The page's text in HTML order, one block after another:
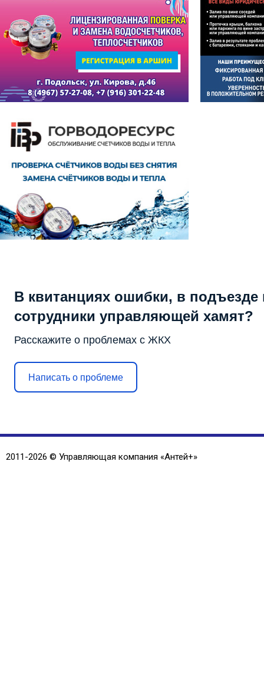
В квитанциях ошибки, в подъезде
сотрудники управляющей хамят?
Расскажите о проблемах с ЖКХ
Написать о проблеме
2011-2026 © Управляющая компания «Антей+»